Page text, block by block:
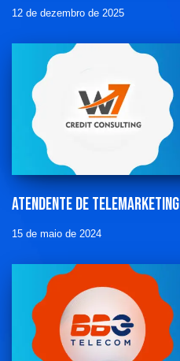
12 de dezembro de 2025
Atendente de telemarketing
15 de maio de 2024